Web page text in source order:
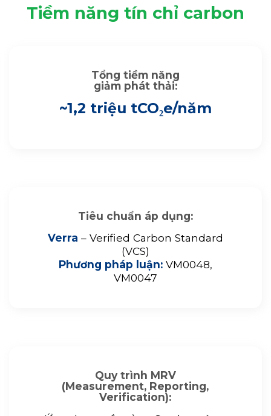
Tiềm năng tín chỉ carbon
Tổng tiềm năng
giảm phát thải:
~1,2 triệu tCO₂e/năm
Tiêu chuẩn áp dụng:
Verra – Verified Carbon Standard
(VCS)
Phương pháp luận: VM0048,
VM0047
Quy trình MRV
(Measurement, Reporting,
Verification):